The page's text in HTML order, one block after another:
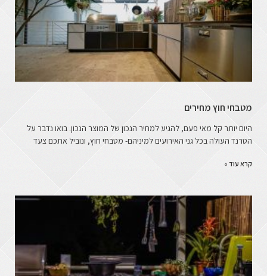
מטבחי חוץ מחירים
היום יותר קל מאי פעם, להגיע למחיר הנכון של המוצר הנכון. בואו נדבר על
הטרנד העולה בכל גני האירועים למיניהם- מטבחי חוץ, ונוביל אתכם צעד
קרא עוד »